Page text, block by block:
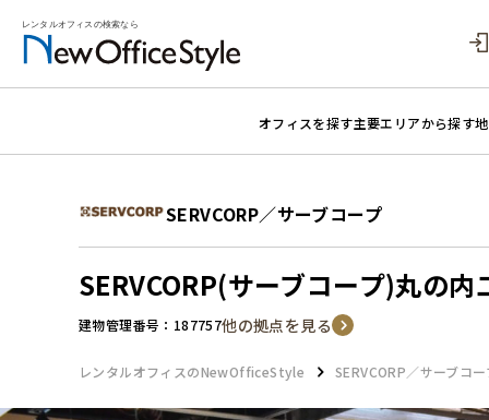
オフィスを探す主要エリアから探す
SERVCORP／サーブコープ
SERVCORP(サーブコープ)丸の内
建物管理番号：187757他の拠点を見る
レンタルオフィスのNewOfficeStyle SERVCORP／サーブコー